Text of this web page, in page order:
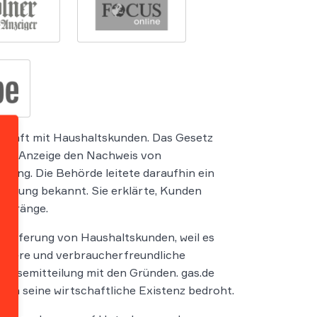
mit Haushaltskunden. Das Gesetz
Anzeige den Nachweis von
Die Behörde leitete daraufhin ein
bekannt. Sie erklärte, Kunden
dränge.
von Haushaltskunden, weil es
und verbraucherfreundliche
mit den Gründen. gas.de
seine wirtschaftliche Existenz bedroht.